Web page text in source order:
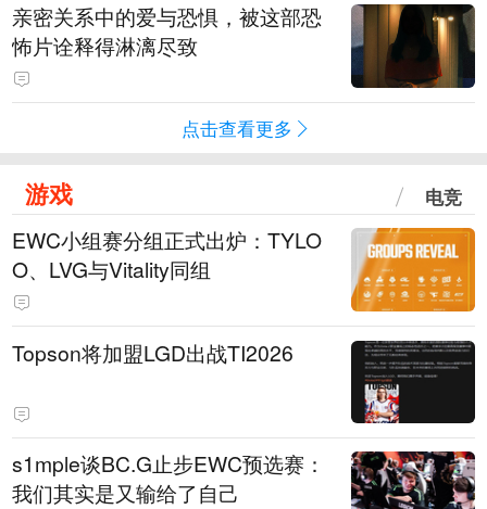
亲密关系中的爱与恐惧，被这部恐
怖片诠释得淋漓尽致
点击查看更多
游戏 电竞
EWC小组赛分组正式出炉：TYLO
O、LVG与Vitality同组
Topson将加盟LGD出战TI2026
s1mple谈BC.G止步EWC预选赛：
我们其实是又输给了自己